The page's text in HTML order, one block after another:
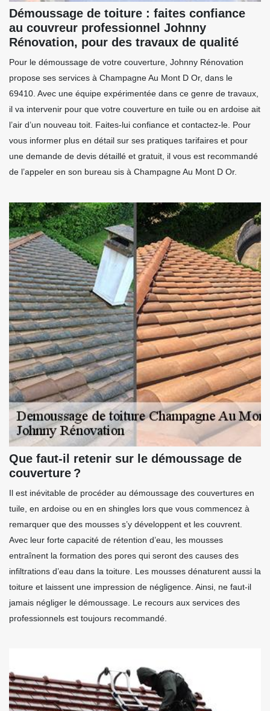
Démoussage de toiture : faites confiance
au couvreur professionnel Johnny
Rénovation, pour des travaux de qualité
Pour le démoussage de votre couverture, Johnny Rénovation
propose ses services à Champagne Au Mont D Or, dans le
69410. Avec une équipe expérimentée dans ce genre de travaux,
il va intervenir pour que votre couverture en tuile ou en ardoise ait
l’air d’un nouveau toit. Faites-lui confiance et contactez-le. Pour
vous informer plus en détail sur ses pratiques tarifaires et pour
une demande de devis détaillé et gratuit, il vous est recommandé
de l’appeler en son bureau sis à Champagne Au Mont D Or.
Que faut-il retenir sur le démoussage de
couverture ?
Il est inévitable de procéder au démoussage des couvertures en
tuile, en ardoise ou en en shingles lors que vous commencez à
remarquer que des mousses s’y développent et les couvrent.
Avec leur forte capacité de rétention d’eau, les mousses
entraînent la formation des pores qui seront des causes des
infiltrations d’eau dans la toiture. Les mousses dénaturent aussi la
toiture et laissent une impression de négligence. Ainsi, ne faut-il
jamais négliger le démoussage. Le recours aux services des
professionnels est toujours recommandé.